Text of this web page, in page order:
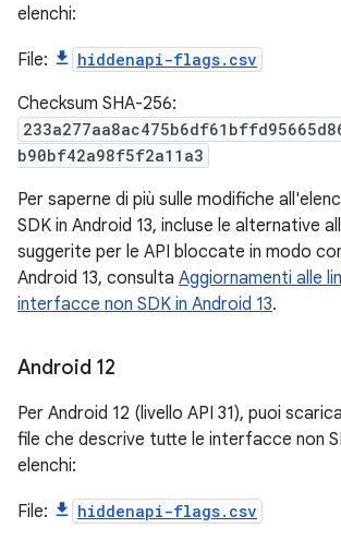
elenchi:
File: hiddenapi-flags.csv
Checksum SHA-256:
b90bf42a98f5f2a11a3
Per saperne di più sulle modifiche
SDK in Android 13, incluse le alternative
suggerite per le API bloccate in modo
Android 13, consulta Aggiornamenti alle
interfacce non SDK in Android 13.
Android 12
Per Android 12 (livello API 31), puoi
file che descrive tutte le interfacce non
elenchi:
File: hiddenapi-flags.csv